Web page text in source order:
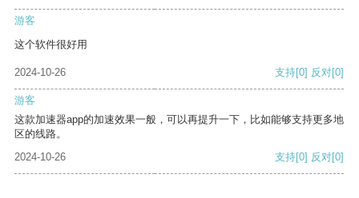
游客
这个软件很好用
2024-10-26 支持[0] 反对[0]
游客
这款加速器app的加速效果一般，可以再提升一下，比如能够支持更多地
区的线路。
2024-10-26
支持[0] 反对[0]